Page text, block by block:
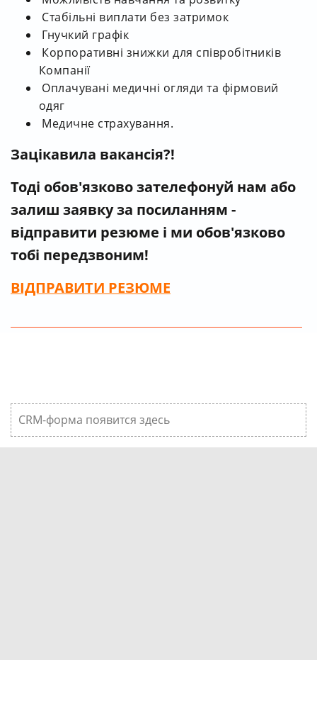
Стабільні виплати без затримок
Гнучкий графік
Корпоративні знижки для співробітників
Компанії
Оплачувані медичні огляди та фірмовий
одяг
Медичне страхування.
Зацікавила вакансія?!
Тоді обов'язково зателефонуй нам або
залиш заявку за посиланням -
відправити резюме і ми обов'язково
тобі передзвоним!
ВІДПРАВИТИ РЕЗЮМЕ
CRM-форма появится здесь